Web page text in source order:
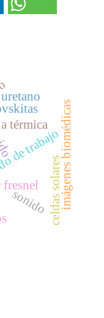
trabajo
fresnel
térmica imágenes biomédicas
sonido celdas solares
uretano